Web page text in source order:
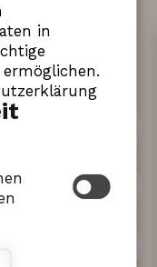
in